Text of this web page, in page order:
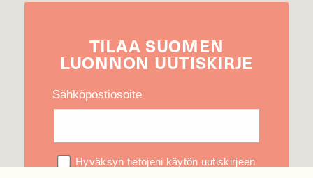
TILAA SUOMEN
LUONNON UUTIS­KIRJE
Sähköpostiosoite
Hyväksyn tietojeni käytön uutiskirjeen